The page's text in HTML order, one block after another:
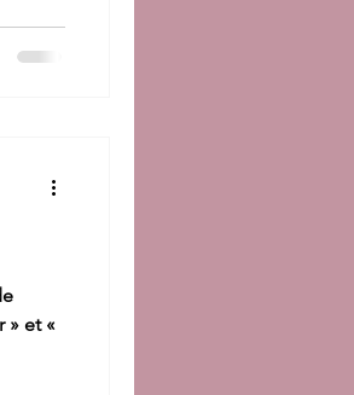
» et «